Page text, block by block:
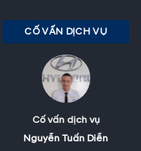
CỐ VẤN DỊCH VỤ
Cố vấn dịch vụ
Nguyễn Tuấn Diễn